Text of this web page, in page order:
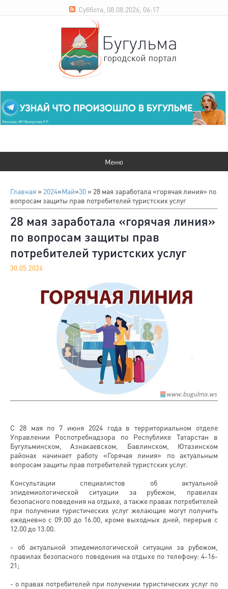
Суббота, 08.08.2026, 06:17
Главная » 2024»Май»30 » 28 мая заработала «горячая линия» по
вопросам защиты прав потребителей туристских услуг
28 мая заработала «горячая линия»
по вопросам защиты прав
потребителей туристских услуг
30.05.2024
С 28 мая по 7 июня 2024 года в территориальном отделе
Управлении Роспотребнадзора по Республике Татарстан в
Бугульминском, Азнакаевском, Бавлинском, Ютазинском
районах начинает работу «Горячая линия» по актуальным
вопросам защиты прав потребителей туристских услуг.
Консультации специалистов об актуальной
эпидемиологической ситуации за рубежом, правилах
безопасного поведения на отдыхе, а также правах потребителей
при получении туристических услуг желающие могут получить
ежедневно с 09.00 до 16.00, кроме выходных дней, перерыв с
12.00 до 13.00.
- об актуальной эпидемиологической ситуации за рубежом,
правилах безопасного поведения на отдыхе по телефону: 4-16-
21;
- о правах потребителей при получении туристических услуг по